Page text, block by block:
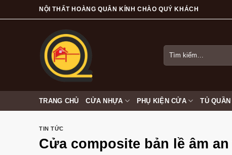
to
NỘI THẤT HOÀNG QUÂN KÍNH CHÀO QUÝ KHÁCH
Tìm
kiếm:
TRANG CHỦ CỬA NHỰA PHỤ KIỆN CỬA TỦ
TIN TỨC
Cửa composite bản lề âm